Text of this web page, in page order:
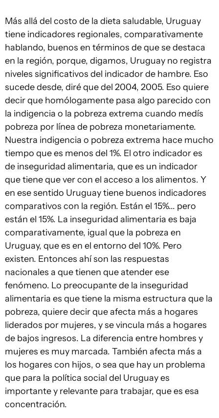
Más allá del costo de la dieta saludable, Uruguay
tiene indicadores regionales, comparativamente
hablando, buenos en términos de que se destaca
en la región, porque, digamos, Uruguay no registra
niveles significativos del indicador de hambre. Eso
sucede desde, diré que del 2004, 2005. Eso quiere
decir que homólogamente pasa algo parecido con
la indigencia o la pobreza extrema cuando medís
pobreza por línea de pobreza monetariamente.
Nuestra indigencia o pobreza extrema hace mucho
tiempo que es menos del 1%. El otro indicador es
de inseguridad alimentaria, que es un indicador
que tiene que ver con el acceso a los alimentos. Y
en ese sentido Uruguay tiene buenos indicadores
comparativos con la región. Están el 15%... pero
están el 15%. La inseguridad alimentaria es baja
comparativamente, igual que la pobreza en
Uruguay, que es en el entorno del 10%. Pero
existen. Entonces ahí son las respuestas
nacionales a que tienen que atender ese
fenómeno. Lo preocupante de la inseguridad
alimentaria es que tiene la misma estructura que la
pobreza, quiere decir que afecta más a hogares
liderados por mujeres, y se vincula más a hogares
de bajos ingresos. La diferencia entre hombres y
mujeres es muy marcada. También afecta más a
los hogares con hijos, o sea que hay un problema
que para la política social del Uruguay es
importante y relevante para trabajar, que es esa
concentración.